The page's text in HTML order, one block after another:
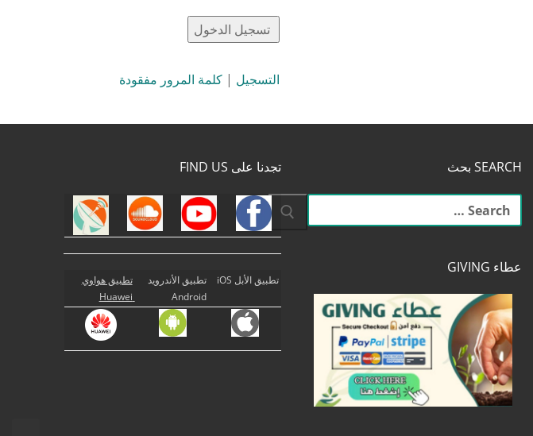
التسجيل | كلمة المرور مفقودة
SEARCH بحث
البحث
عن:
عطاء GIVING
تجدنا على FIND US
تطبيق الأبل iOS
تطبيق الأندرويد
Android
تطبيق هواوي